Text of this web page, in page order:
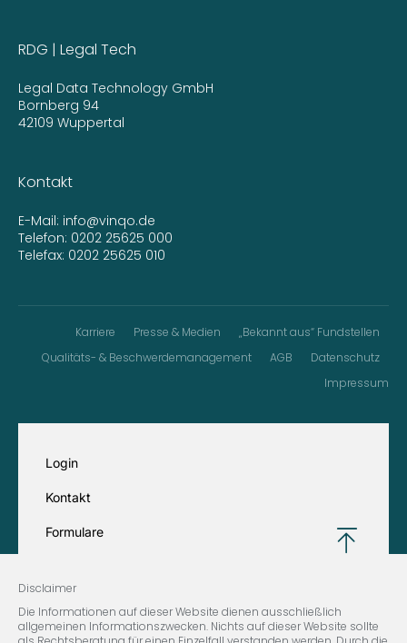
RDG | Legal Tech
Legal Data Technology GmbH
Bornberg 94
42109 Wuppertal
Kontakt
E-Mail: info@vinqo.de
Telefon: 0202 25625 000
Telefax: 0202 25625 010
Karriere Presse & Medien
„Bekannt aus“ Fundstellen
Qualitäts- & Beschwerdemanagement
AGB
Datenschutz
Impressum
Login
Kontakt
Formulare
Disclaimer
Die Informationen auf dieser Website dienen ausschließlich
allgemeinen Informationszwecken. Nichts auf dieser Website sollte